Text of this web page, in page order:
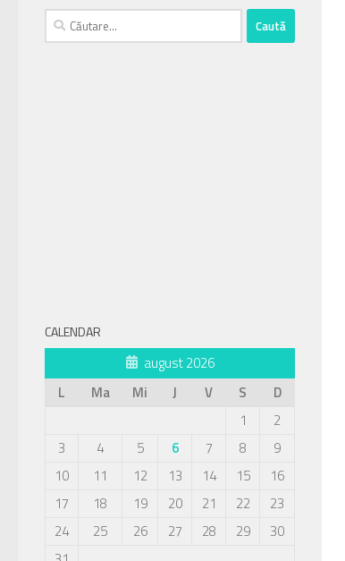
Caută
după:
CALENDAR
august 2026
L
Ma Mi J V S
D
1
2
3
4 5 6 7 8
9
10
11 12 13 14 15
16
17
18 19 20 21 22
23
24
25 26 27 28 29
30